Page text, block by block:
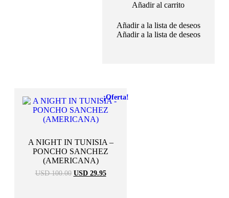
100.00.
Añadir al carrito
Añadir a la lista de deseos
Añadir a la lista de deseos
¡Oferta!
A NIGHT IN TUNISIA –
PONCHO SANCHEZ
(AMERICANA)
USD 100.00 El
USD 29.95El